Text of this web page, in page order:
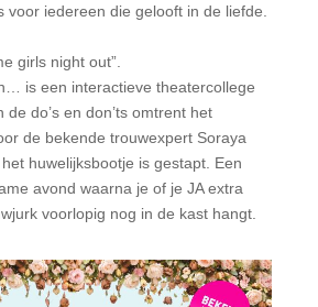
voor iedereen die gelooft in de liefde.
girls night out”.
is een interactieve theatercollege
do’s en don’ts omtrent het
de bekende trouwexpert Soraya
huwelijksbootje is gestapt. Een
avond waarna je of je JA extra
voorlopig nog in de kast hangt.